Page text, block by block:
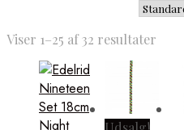
Viser 1–25 af 32 resultater